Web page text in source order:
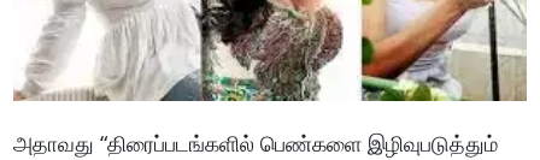
அதாவது “திரைப்படங்களில் பெண்களை இழிவுபடுத்தும்